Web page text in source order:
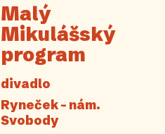
Malý
Mikulášský
program
divadlo
Ryneček – nám.
Svobody